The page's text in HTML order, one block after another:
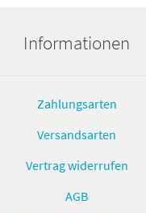
Informationen
Zahlungsarten
Versandsarten
Vertrag widerrufen
AGB